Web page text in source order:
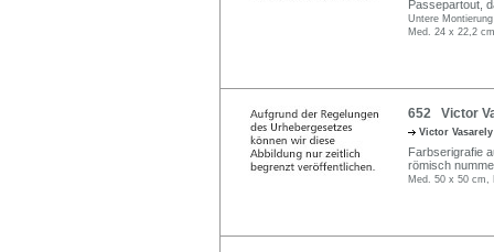
Passepartout,
Untere
Med. 24 x 22,2
652 Victor
Victor
Farbserigrafie
römisch
Med. 50 x 50 cm,